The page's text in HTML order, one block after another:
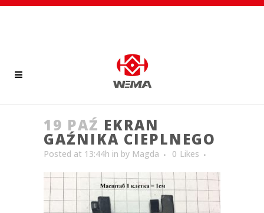
19 PAŹ EKRAN
GAŹNIKA CIEPLNEGO
Posted at 13:44h in by Magda 0 Likes